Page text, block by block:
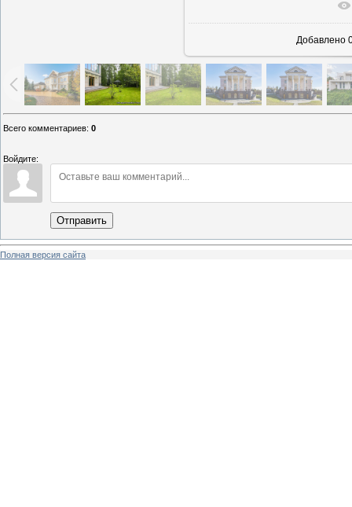
В
Добавлено
Всего комментариев: 0
Войдите:
Отправить
Полная версия сайта